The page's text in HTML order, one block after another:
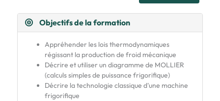
Objectifs de la formation
Appréhender les lois thermodynamiques
régissant la production de froid mécanique
Décrire et utiliser un diagramme de MOLLIER
(calculs simples de puissance frigorifique)
Décrire la technologie classique d'une machine
frigorifique